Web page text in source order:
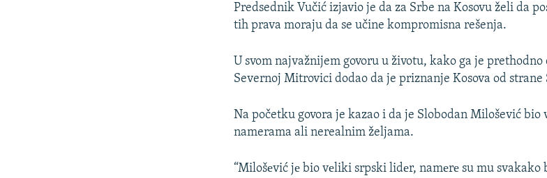
Predsednik Vučić izjavio je da za Srbe na Kosovu želi da
tih prava moraju da se učine kompromisna rešenja.
U svom najvažnijem govoru u životu, kako ga je
Severnoj Mitrovici dodao da je priznanje Kosova od
Na početku govora je kazao i da je Slobodan Milošević
namerama ali nerealnim željama.
“Milošеvić jе bio vеliki srpski lidеr, namеrе su mu svakako